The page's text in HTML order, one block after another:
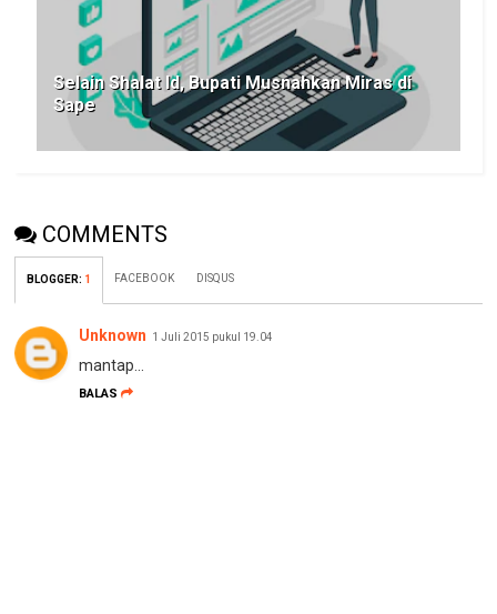
Selain Shalat Id, Bupati Musnahkan Miras di
Sape
COMMENTS
BLOGGER: 1 FACEBOOK DISQUS
Unknown 1 Juli 2015 pukul 19.04
mantap...
BALAS